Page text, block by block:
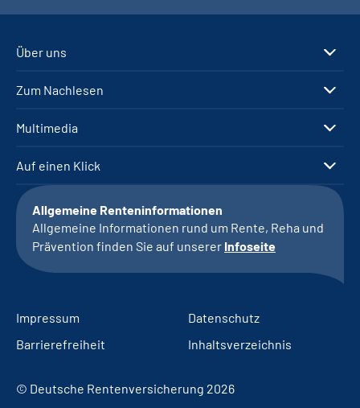
Über uns
Zum Nachlesen
Multimedia
Auf einen Klick
Allgemeine Renteninformationen
Allgemeine Informationen rund um Rente, Reha und
Prävention finden Sie auf unserer Infoseite
Impressum
Datenschutz
Barrierefreiheit
Inhaltsverzeichnis
© Deutsche Rentenversicherung 2026